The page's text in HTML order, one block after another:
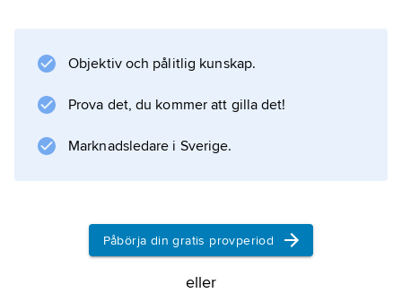
förhållande till kammarrätterna och
förvaltningsrätterna.
Objektiv och pålitlig kunskap.
Prova det, du kommer att gilla det!
Marknadsledare i Sverige.
Påbörja din gratis provperiod
eller